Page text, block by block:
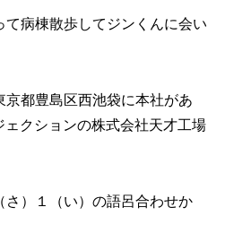
病棟散歩してジンくんに会い
都豊島区西池袋に本社があ
ェクションの株式会社天才工場
）１（い）の語呂合わせか